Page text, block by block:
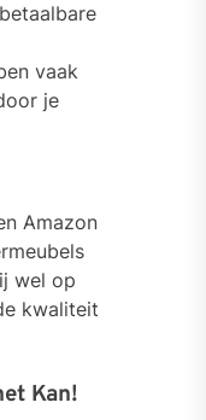
vaak
je
Amazon
wel op
kwaliteit
Kan!